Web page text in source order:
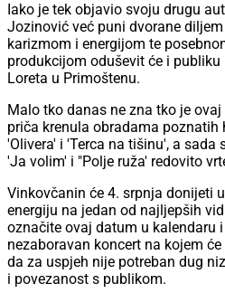
Iako je tek objavio svoju drugu
Jozinović već puni dvorane
karizmom i energijom te
produkcijom oduševit će i publiku
Loreta u Primoštenu.
Malo tko danas ne zna tko je
priča krenula obradama poznatih
'Olivera' i 'Terca na tišinu', a sada
'Ja volim' i "Polje ruža' redovito
Vinkovčanin će 4. srpnja donijeti
energiju na jedan od najljepših
označite ovaj datum u kalendaru
nezaboravan koncert na kojem
da za uspjeh nije potreban dug
i povezanost s publikom.